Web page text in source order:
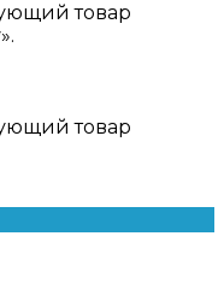
товар
товар